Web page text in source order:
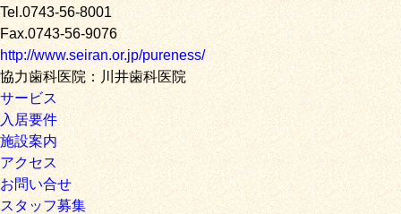
Tel.0743-56-8001
Fax.0743-56-9076
http://www.seiran.or.jp/pureness/
協力歯科医院：川井歯科医院
サービス
入居要件
施設案内
アクセス
お問い合せ
スタッフ募集